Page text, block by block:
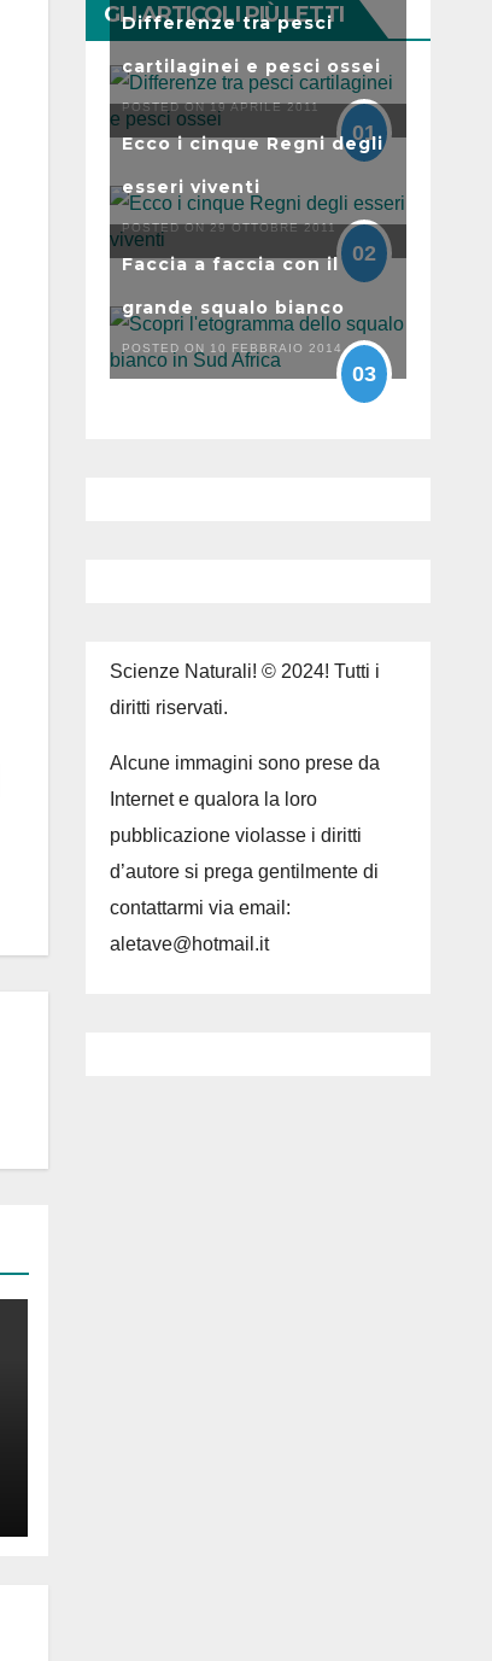
GLI ARTICOLI PIÙ LETTI
Differenze tra pesci
cartilaginei e pesci ossei
POSTED ON 19 APRILE 2011
01
Ecco i cinque Regni degli
esseri viventi
POSTED ON 29 OTTOBRE 2011
02
Faccia a faccia con il
grande squalo bianco
POSTED ON 10 FEBBRAIO 2014
03
Scienze Naturali! © 2024! Tutti i
diritti riservati.
Alcune immagini sono prese da
Internet e qualora la loro
pubblicazione violasse i diritti
d’autore si prega gentilmente di
contattarmi via email:
aletave@hotmail.it